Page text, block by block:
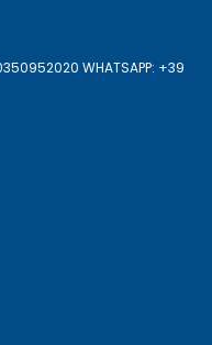
WHATSAPP: +39